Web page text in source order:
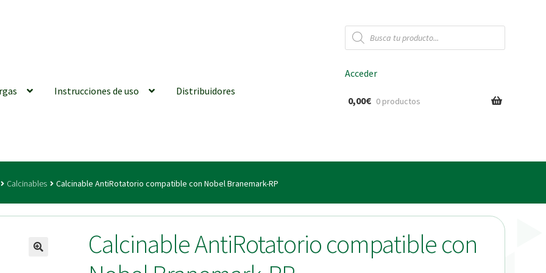
Búsqueda
de
productos
Instrucciones de uso Distribuidores
generales Conexiones CAD CAM Distribuidores Finalizar Pedido
| Tienda Online!
Acceder
0,00€ 0 productos
Calcinables Calcinable AntiRotatorio compatible con Nobel Branemark-RP
Calcinable AntiRotatorio compatible con